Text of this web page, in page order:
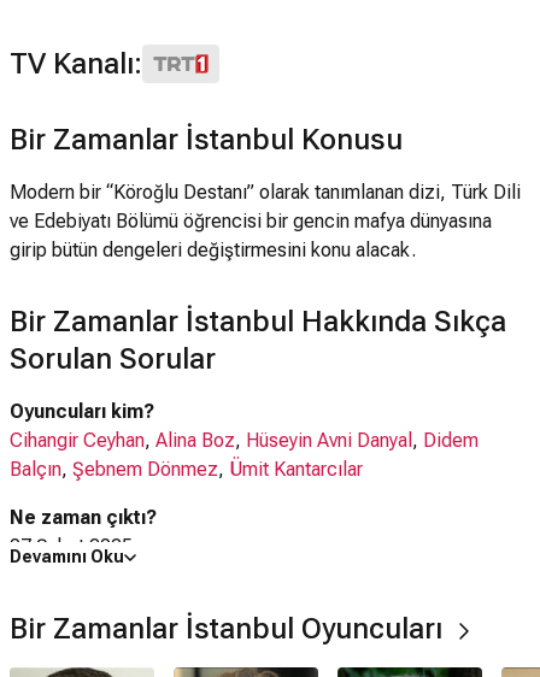
TV Kanalı:
Bir Zamanlar İstanbul Konusu
Modern bir “Köroğlu Destanı” olarak tanımlanan dizi, Türk Dili
ve Edebiyatı Bölümü öğrencisi bir gencin mafya dünyasına
girip bütün dengeleri değiştirmesini konu alacak.
Bir Zamanlar İstanbul Hakkında Sıkça
Sorulan Sorular
Oyuncuları kim?
Cihangir Ceyhan, Alina Boz, Hüseyin Avni Danyal , Didem
Balçın, Şebnem Dönmez, Ümit Kantarcılar
Ne zaman çıktı?
07 Şubat 2025
Bir Zamanlar İstanbul dizisiTürkiye 'de çekilmiştir.
Kaç saat?
Devamını Oku
Bir Zamanlar İstanbul Oyuncuları